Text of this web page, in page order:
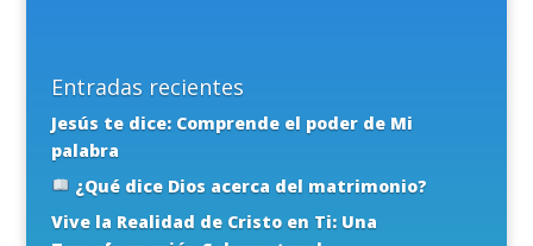
Entradas recientes
Jesús te dice: Comprende el poder de Mi
palabra
¿Qué dice Dios acerca del matrimonio?
Vive la Realidad de Cristo en Ti: Una